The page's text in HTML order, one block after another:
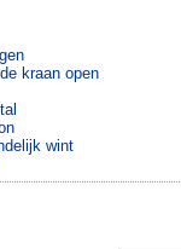
kraan open
wint